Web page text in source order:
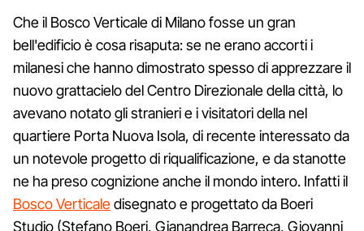
Che il Bosco Verticale di Milano fosse un gran
bell'edificio è cosa risaputa: se ne erano accorti i
milanesi che hanno dimostrato spesso di apprezzare il
nuovo grattacielo del Centro Direzionale della città, lo
avevano notato gli stranieri e i visitatori della nel
quartiere Porta Nuova Isola, di recente interessato da
un notevole progetto di riqualificazione, e da stanotte
ne ha preso cognizione anche il mondo intero. Infatti il
Bosco Verticaledisegnato e progettato da Boeri
Studio (Stefano Boeri, Gianandrea Barreca, Giovanni